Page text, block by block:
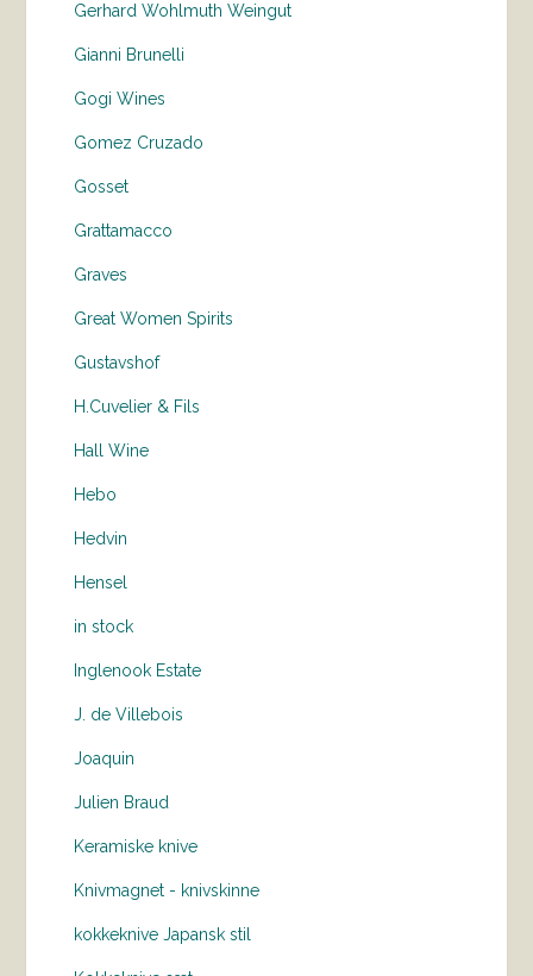
Gerhard Wohlmuth Weingut
Gianni Brunelli
Gogi Wines
Gomez Cruzado
Gosset
Grattamacco
Graves
Great Women Spirits
Gustavshof
H.Cuvelier & Fils
Hall Wine
Hebo
Hedvin
Hensel
in stock
Inglenook Estate
J. de Villebois
Joaquin
Julien Braud
Keramiske knive
Knivmagnet - knivskinne
kokkeknive Japansk stil